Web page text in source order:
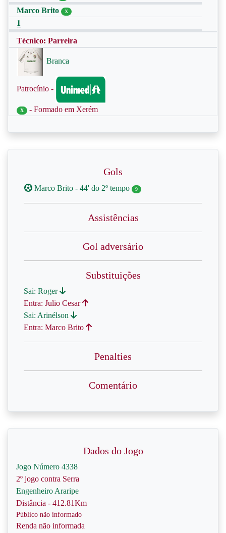
Marco Brito X
1
Técnico: Parreira
Branca
Patrocínio -
X - Formado em Xerém
Gols
Marco Brito - 44' do 2º tempo 9
Assistências
Gol adversário
Substituições
Sai: Roger
Entra: Julio Cesar
Sai: Arinélson
Entra: Marco Brito
Penalties
Comentário
Dados do Jogo
Jogo Número 4338
2º jogo contra Serra
Engenheiro Araripe
Distância - 412.81Km
Público não informado
Renda não informada